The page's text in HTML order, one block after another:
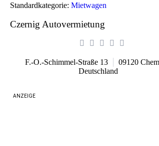
Standardkategorie: Mietwagen
Czernig Autovermietung
F.-O.-Schimmel-Straße 13 09120
Deutschland
ANZEIGE